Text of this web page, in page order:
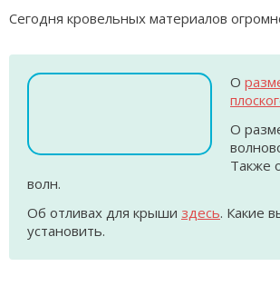
Сегодня кровельных материалов
О
О
Также
волн.
Об отливах для крыши здесь. Какие
установить.